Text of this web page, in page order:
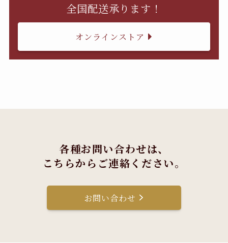
全国配送承ります！
オンラインストア
各種お問い合わせは、
こちらからご連絡ください。
お問い合わせ